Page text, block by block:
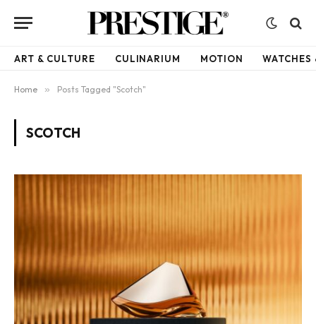
ART & CULTURE CULINARIUM MOTION WATCHES
Home » Posts Tagged "Scotch"
SCOTCH